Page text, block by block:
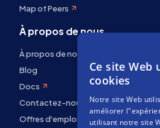
Map of Peers
À propos de nous
À propos de nous
Blog
Docs
Contactez-nous
Offres d'emploi
Ce site Web
cookies
Notre site Web
améliorer
utilisant notre site